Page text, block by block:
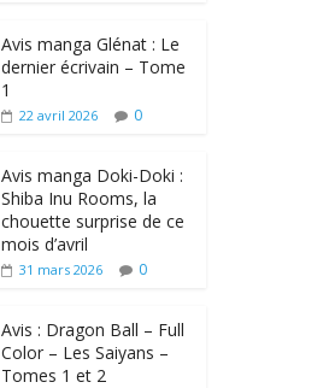
Avis manga Glénat : Le
dernier écrivain – Tome
1
22 avril 2026 0
Avis manga Doki-Doki :
Shiba Inu Rooms, la
chouette surprise de ce
mois d’avril
31 mars 2026 0
Avis : Dragon Ball – Full
Color – Les Saiyans –
Tomes 1 et 2